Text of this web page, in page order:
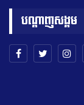
បណ្តាញសង្គម